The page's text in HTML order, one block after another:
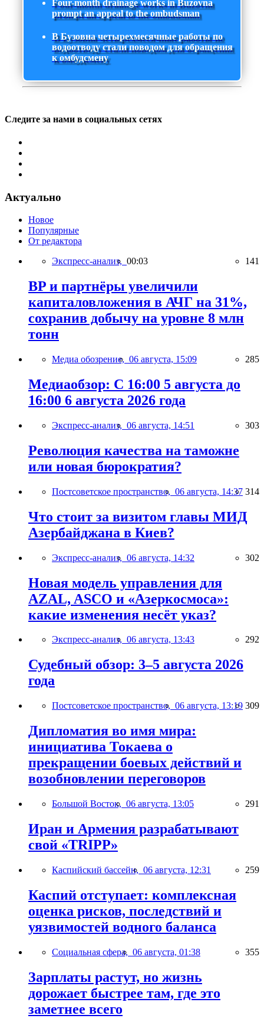
Four-month drainage works in Buzovna
prompt an appeal to the ombudsman
В Бузовна четырехмесячные работы по
водоотводу стали поводом для обращения
к омбудсмену
Следите за нами в социальных сетях
Актуально
Новое
Популярные
От редактора
Экспресс-анализ, 00:03 141
BP и партнёры увеличили
капиталовложения в АЧГ на 31%,
сохранив добычу на уровне 8 млн
тонн
Медиа обозрение, 06 августа, 15:09 285
Медиаобзор: С 16:00 5 августа до
16:00 6 августа 2026 года
Экспресс-анализ, 06 августа, 14:51 303
Революция качества на таможне
или новая бюрократия?
Постсоветское пространство, 06 августа, 14:37 314
Что стоит за визитом главы МИД
Азербайджана в Киев?
Экспресс-анализ, 06 августа, 14:32 302
Новая модель управления для
AZAL, ASCO и «Азеркосмоса»:
какие изменения несёт указ?
Экспресс-анализ, 06 августа, 13:43 292
Судебный обзор: 3–5 августа 2026
года
Постсоветское пространство, 06 августа, 13:19 309
Дипломатия во имя мира:
инициатива Токаева о
прекращении боевых действий и
возобновлении переговоров
Большой Восток, 06 августа, 13:05 291
Иран и Армения разрабатывают
свой «TRIPP»
Каспийский бассейн, 06 августа, 12:31 259
Каспий отступает: комплексная
оценка рисков, последствий и
уязвимостей водного баланса
Социальная сфера, 06 августа, 01:38 355
Зарплаты растут, но жизнь
дорожает быстрее там, где это
заметнее всего